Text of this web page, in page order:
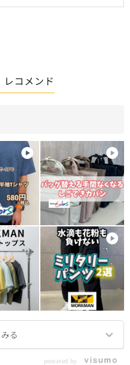
レコメンド
powered by